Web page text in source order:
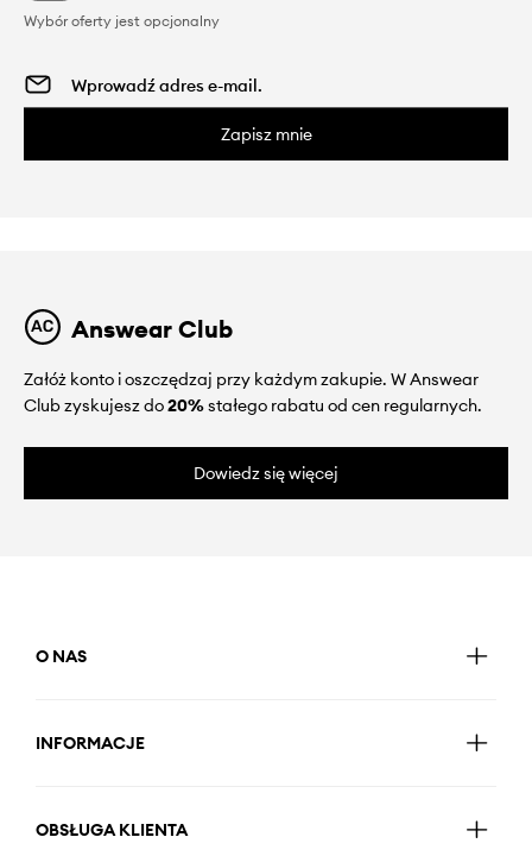
Wybór oferty jest opcjonalny
Zapisz mnie
Answear Club
Załóż konto i oszczędzaj przy każdym zakupie. W Answear
Club zyskujesz do20%stałego rabatu od cen regularnych.
Dowiedz się więcej
O NAS
INFORMACJE
OBSŁUGA KLIENTA